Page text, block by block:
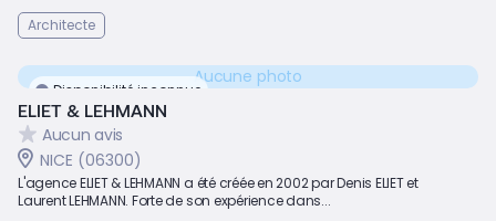
Architecte
Disponibilité inconnue
Aucune photo
ELIET & LEHMANN
Aucun avis
NICE (06300)
L'agence ELIET & LEHMANN a été créée en 2002 par Denis ELIET et
Laurent LEHMANN. Forte de son expérience dans...